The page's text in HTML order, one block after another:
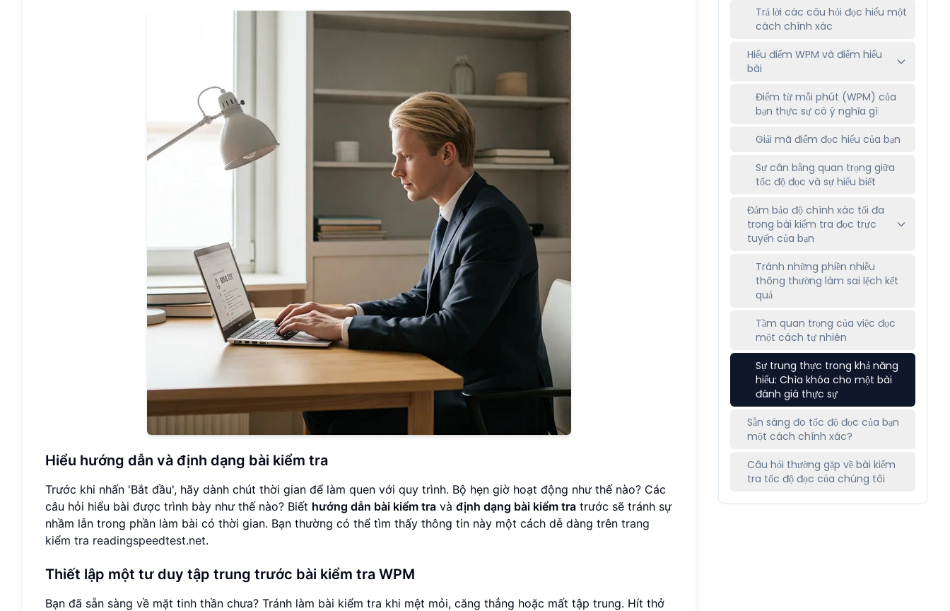
Hiểu hướng dẫn và định dạng bài kiểm tra
Trước khi nhấn 'Bắt đầu', hãy dành chút thời gian để làm quen với quy trình. Bộ hẹn giờ hoạt động như thế nào? Các
câu hỏi hiểu bài được trình bày như thế nào? Biết hướng dẫn bài kiểm tra và định dạng bài kiểm tra trước sẽ tránh sự
nhầm lẫn trong phần làm bài có thời gian. Bạn thường có thể tìm thấy thông tin này một cách dễ dàng trên trang
kiểm tra readingspeedtest.net.
Thiết lập một tư duy tập trung trước bài kiểm tra WPM
Bạn đã sẵn sàng về mặt tinh thần chưa? Tránh làm bài kiểm tra khi mệt mỏi, căng thẳng hoặc mất tập trung. Hít thở
Trả lời các câu hỏi đọc hiểu một
cách chính xác
Hiểu điểm WPM và điểm hiểu
bài
Điểm từ mỗi phút (WPM) của
bạn thực sự có ý nghĩa gì
Giải mã điểm đọc hiểu của bạn
Sự cân bằng quan trọng giữa
tốc độ đọc và sự hiểu biết
Đảm bảo độ chính xác tối đa
trong bài kiểm tra đọc trực
tuyến của bạn
Tránh những phiền nhiễu
thông thường làm sai lệch kết
quả
Tầm quan trọng của việc đọc
một cách tự nhiên
Sự trung thực trong khả năng
hiểu: Chìa khóa cho một bài
đánh giá thực sự
Sẵn sàng đo tốc độ đọc của bạn
một cách chính xác?
Câu hỏi thường gặp về bài kiểm
tra tốc độ đọc của chúng tôi